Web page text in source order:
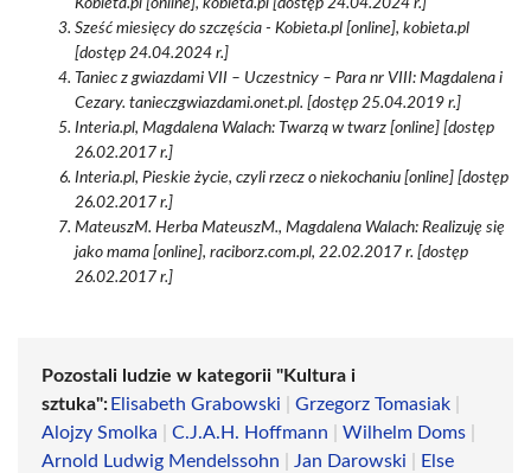
Kobieta.pl [online], kobieta.pl [dostęp 24.04.2024 r.]
Sześć miesięcy do szczęścia - Kobieta.pl [online], kobieta.pl
[dostęp 24.04.2024 r.]
Taniec z gwiazdami VII – Uczestnicy – Para nr VIII: Magdalena i
Cezary. tanieczgwiazdami.onet.pl. [dostęp 25.04.2019 r.]
Interia.pl, Magdalena Walach: Twarzą w twarz [online] [dostęp
26.02.2017 r.]
Interia.pl, Pieskie życie, czyli rzecz o niekochaniu [online] [dostęp
26.02.2017 r.]
MateuszM. Herba MateuszM., Magdalena Walach: Realizuję się
jako mama [online], raciborz.com.pl, 22.02.2017 r. [dostęp
26.02.2017 r.]
Pozostali ludzie w kategorii "Kultura i
sztuka": Elisabeth Grabowski Grzegorz Tomasiak
Alojzy Smolka
C.J.A.H. Hoffmann Wilhelm Doms
Arnold Ludwig Mendelssohn
Jan Darowski
Else